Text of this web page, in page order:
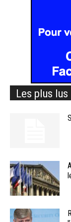
Les plus lus